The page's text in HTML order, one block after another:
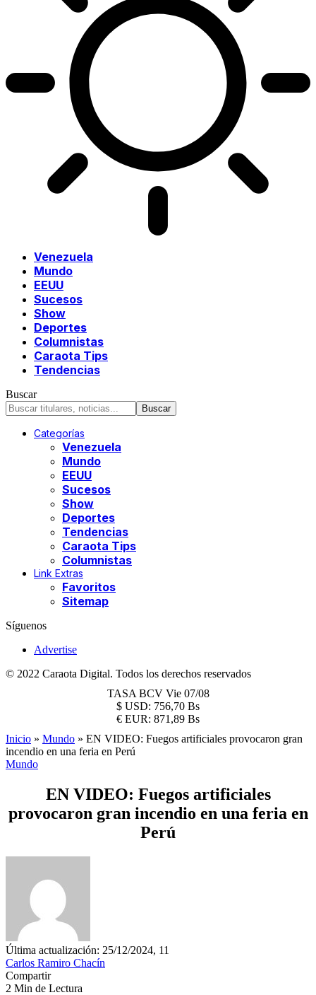
Venezuela
Mundo
EEUU
Sucesos
Show
Deportes
Columnistas
Caraota Tips
Tendencias
Buscar
Categorías
Venezuela
Mundo
EEUU
Sucesos
Show
Deportes
Tendencias
Caraota Tips
Columnistas
Link Extras
Favoritos
Sitemap
Síguenos
Advertise
© 2022 Caraota Digital. Todos los derechos reservados
TASA BCV Vie 07/08
$ USD: 756,70 Bs
€ EUR: 871,89 Bs
Inicio » Mundo » EN VIDEO: Fuegos artificiales provocaron gran
incendio en una feria en Perú
Mundo
EN VIDEO: Fuegos artificiales
provocaron gran incendio en una feria en
Perú
Última actualización: 25/12/2024, 11
Carlos Ramiro Chacín
Compartir
2 Min de Lectura